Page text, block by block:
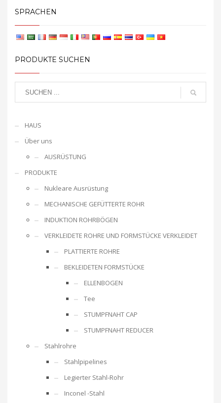
SPRACHEN
PRODUKTE SUCHEN
HAUS
Über uns
AUSRÜSTUNG
PRODUKTE
Nukleare Ausrüstung
MECHANISCHE GEFÜTTERTE ROHR
INDUKTION ROHRBÖGEN
VERKLEIDETE ROHRE UND FORMSTÜCKE VERKLEIDET
PLATTIERTE ROHRE
BEKLEIDETEN FORMSTÜCKE
ELLENBOGEN
Tee
STUMPFNAHT CAP
STUMPFNAHT REDUCER
Stahlrohre
Stahlpipelines
Legierter Stahl-Rohr
Inconel -Stahl